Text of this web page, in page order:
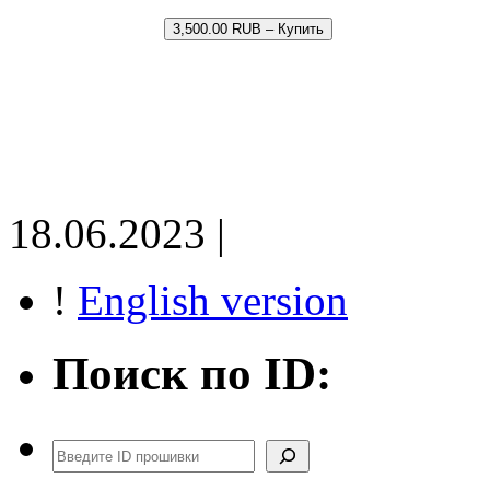
3,500.00 RUB – Купить
18.06.2023 |
! English version
Поиск по ID:
Поиск